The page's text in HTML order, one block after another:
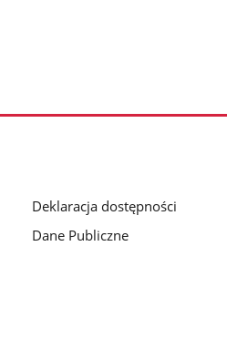
Deklaracja dostępności
Dane Publiczne